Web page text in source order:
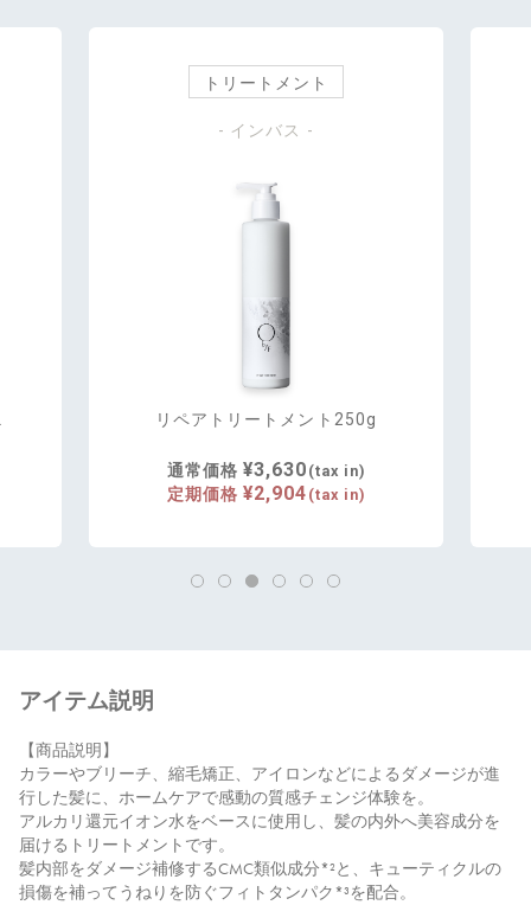
トリートメント
- インバス -
リペアトリートメント250g
通常価格¥3,630 (tax in)
定期価格¥2,904 (tax in)
アイテム説明
【商品説明】
カラーやブリーチ、縮毛矯正、アイロンなどによるダメージが進
行した髪に、ホームケアで感動の質感チェンジ体験を。
アルカリ還元イオン水をベースに使用し、髪の内外へ美容成分を
届けるトリートメントです。
髪内部をダメージ補修するCMC類似成分*²と、キューティクルの
損傷を補ってうねりを防ぐフィトタンパク*³を配合。